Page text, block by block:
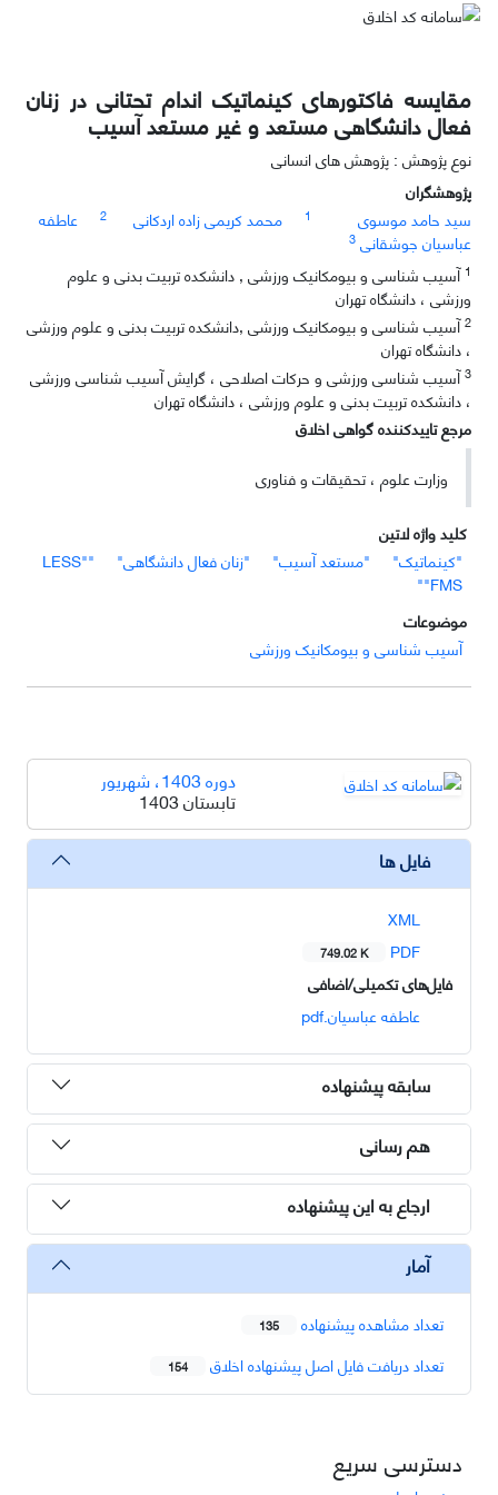
مقایسه فاکتورهای کینماتیک اندام تحتانی در زنان
فعال دانشگاهی مستعد و غیر مستعد آسیب
نوع پژوهش : پژوهش های انسانی
پژوهشگران
سید حامد موسوی
1 محمد کریمی زاده اردکانی 2
عاطفه
عباسیان جوشقانی 3
1 آسیب شناسی و بیومکانیک ورزشی , دانشکده تربیت بدنی و علوم
ورزشی ، دانشگاه تهران
2آسیب شناسی و بیومکانیک ورزشی ,دانشکده تربیت بدنی و علوم ورزشی
، دانشگاه تهران
3آسیب شناسی ورزشی و حرکات اصلاحی ، گرایش آسیب شناسی ورزشی
، دانشکده تربیت بدنی و علوم ورزشی ، دانشگاه تهران
مرجع تاییدکننده گواهی اخلاق
وزارت علوم ، تحقیقات و فناوری
کلید واژه لاتین
"کینماتیک"
"مستعد آسیب" "زنان فعال دانشگاهی"
"LESS"
"FMS"
موضوعات
آسیب شناسی و بیومکانیک ورزشی
دوره 1403، شهریور
تابستان 1403
فایل ها
XML
PDF
749.02 K
فایل‌های تکمیلی/اضافی
عاطفه عباسیان.pdf
سابقه پیشنهاده
هم رسانی
ارجاع به این پیشنهاده
آمار
تعداد مشاهده پیشنهاده 135
تعداد دریافت فایل اصل پیشنهاده اخلاق 154
دسترسی سریع